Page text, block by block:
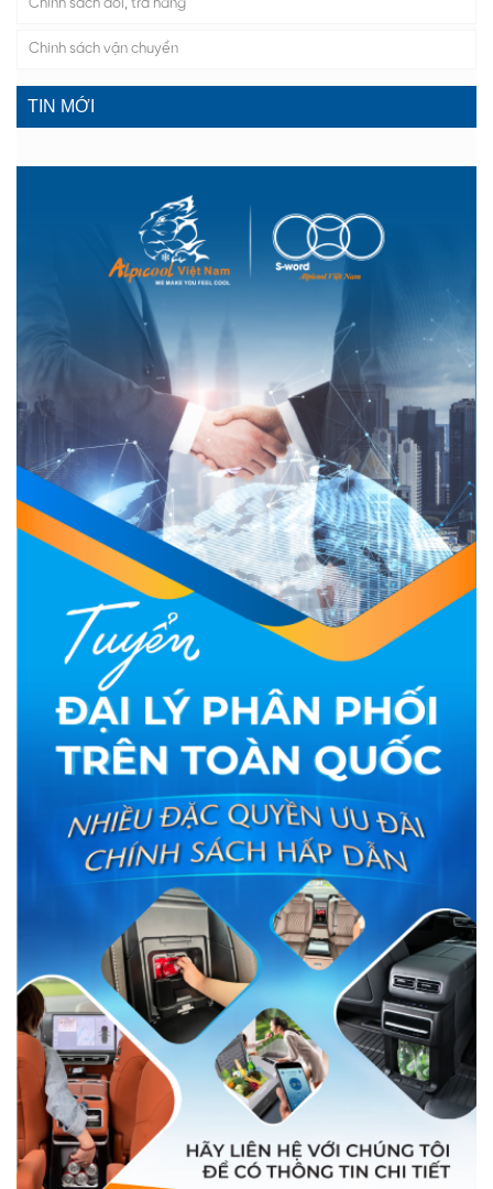
Chính sách đổi, trả hàng
Chính sách vận chuyển
TIN MỚI